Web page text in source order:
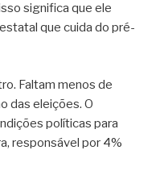
significa que ele
que cuida do pré-
Faltam menos de
das eleições. O
políticas para
responsável por 4%